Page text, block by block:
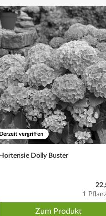
Derzeit vergriffen
Hortensie Dolly Buster
1
Zum Produkt